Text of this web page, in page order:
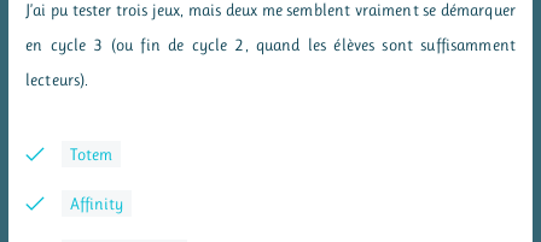
J’ai pu tester trois jeux, mais deux me semblent vraiment se démarquer
en cycle 3 (ou fin de cycle 2, quand les élèves sont suffisamment
lecteurs).
Totem
Affinity